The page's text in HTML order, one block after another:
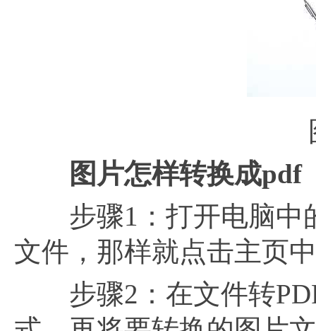
图片怎样转换成pdf
步骤1：打开电脑中的
文件，那样就点击主页
步骤2：在文件转